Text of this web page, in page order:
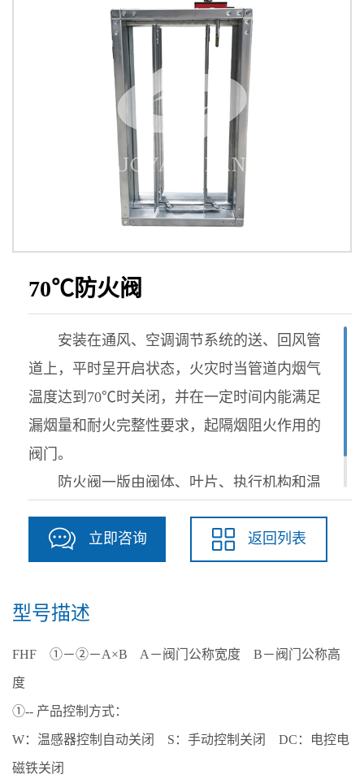
70℃防火阀
安装在通风、空调调节系统的送、回风管
道上，平时呈开启状态，火灾时当管道内烟气
温度达到70℃时关闭，并在一定时间内能满足
漏烟量和耐火完整性要求，起隔烟阻火作用的
阀门。
防火阀一版由阀体、叶片、执行机构和温
立即咨询
返回列表
型号描述
FHF ①－②－A×B A－阀门公称宽度 B－阀门公称高
度
①-- 产品控制方式：
W：温感器控制自动关闭 S：手动控制关闭 DC：电控电
磁铁关闭